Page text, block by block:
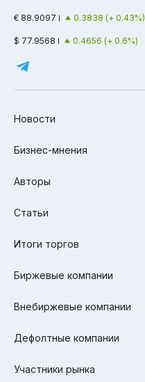
€ 88.9097 0.3838 (+ 0.43%)
$ 77.9568 0.4656 (+ 0.6%)
Новости
Бизнес-мнения
Авторы
Статьи
Итоги торгов
Биржевые компании
Внебиржевые компании
Дефолтные компании
Участники рынка